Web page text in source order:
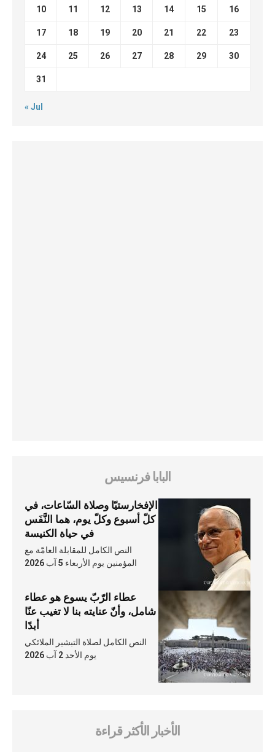
10 11 12 13 14 15 16
17 18 19 20 21 22 23
24 25 26 27 28 29 30
31
« Jul
البابا فرنسيس
الإفخارستيّا وصلاة السّاعات، في
كلّ أسبوع وكلّ يوم، هما النَّفَس
في حياة الكنيسة
النص الكامل للمقابلة العامّة مع
المؤمنين يوم الأربعاء 5 آب 2026
عطاء الرّبّ يسوع هو عطاء
شامل، وأنّ عنايته بنا لا تغيب عنّا
أبدًا
النص الكامل لصلاة التبشير الملائكي
يوم الأحد 2 آب 2026
الأخبار الأكثر قراءة